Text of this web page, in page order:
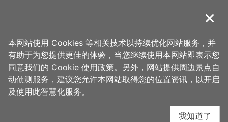
導覽
首页 > 想去的地方 > 美食、购物 > 三宝冰事 BAO 3 ICE
三宝冰事 BAO 3 ICE 周
边景点
关闭
本网站使用 Cookies 等相关技术以持续优化网站服务，并
有助于为您提供更佳的体验，当您继续使用本网站即表示您
同意我们的 Cookie 使用政策。另外，网站提供周边景点自
动侦测服务，建议您允许本网站取得您的位置资讯，以开启
及使用此智慧化服务。
我知道了